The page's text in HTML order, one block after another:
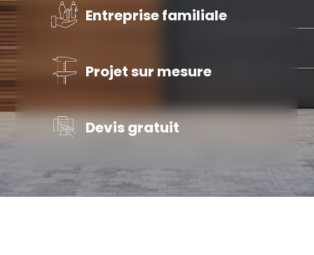
Entreprise familiale
Projet sur mesure
Devis gratuit